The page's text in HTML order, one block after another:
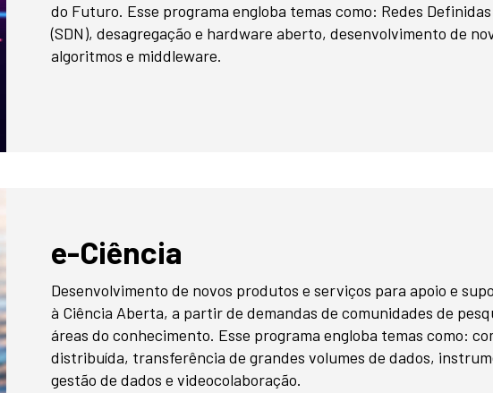
do Futuro. Esse programa engloba temas como: Redes
(SDN), desagregação e hardware aberto, desenvolvimento de
algoritmos e middleware.
e-Ciência
Desenvolvimento de novos produtos e serviços para apoio e
à Ciência Aberta, a partir de demandas de comunidades de
áreas do conhecimento. Esse programa engloba temas como:
distribuída, transferência de grandes volumes de dados,
gestão de dados e videocolaboração.